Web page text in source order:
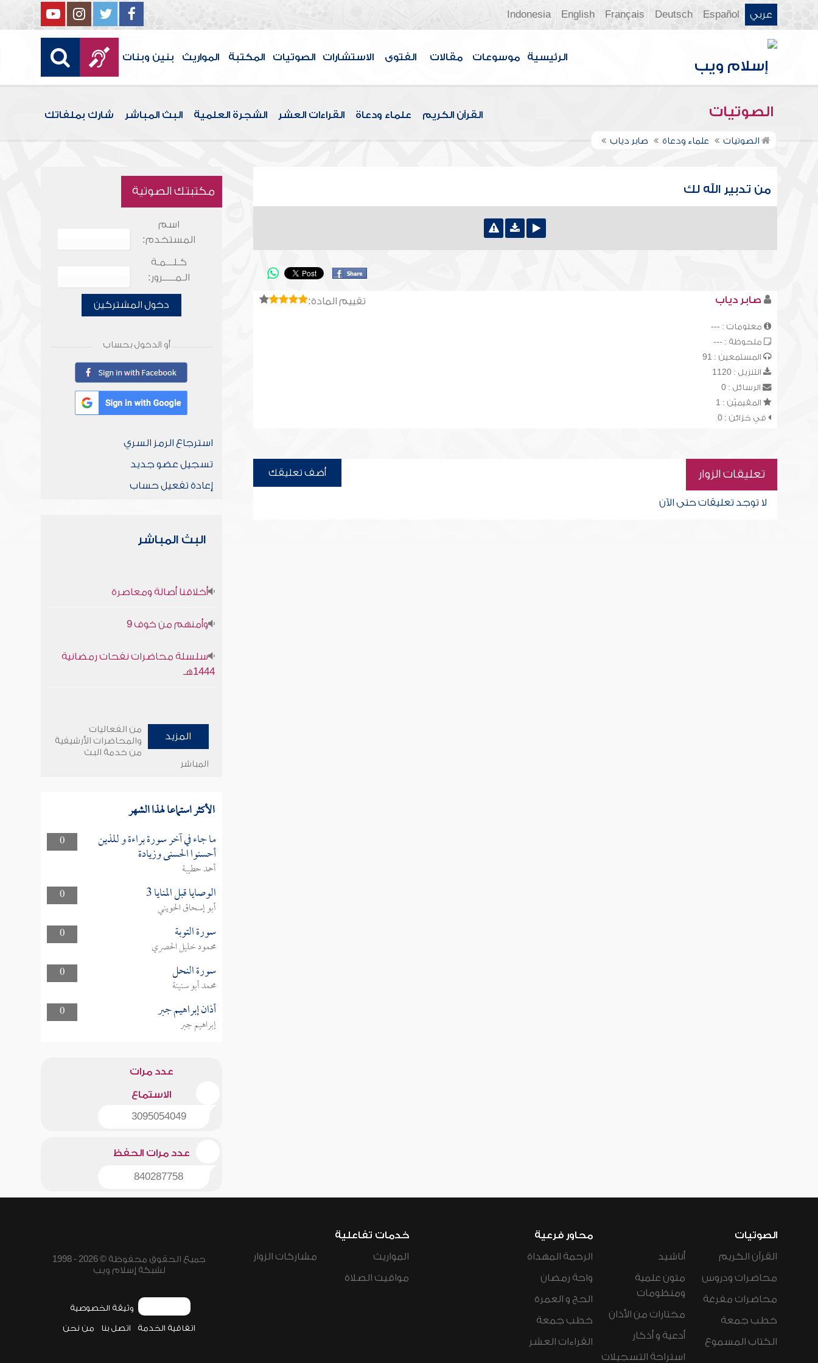
عربي Español
Deutsch
Français
English
Indonesia
الرئيسية موسوعات مقالات الفتوى الاستشارات الصوتيات المكتبة المواريث بنين وبنات
الصوتيات القرآن الكريم علماء ودعاة القراءات العشر الشجرة العلمية البث المباشر شارك بملفاتك
الصوتيات علماء ودعاة صابر دياب
من تدبير الله لك
تقييم المادة: صابر دياب
معلومات : ---
ملحوظة : ---
المستمعين : 91
التنزيل : 1120
الرسائل : 0
المقيميّن : 1
في خزائن : 0
تعليقات الزوار أضف تعليقك
لا توجد تعليقات حتى الآن
مكتبتك الصوتية
اسم
المستخدم:
كـلـــمـة
الـمـــــرور:
دخول المشتركين
أو الدخول بحساب
استرجاع الرمز السري
تسجيل عضو جديد
إعادة تفعيل حساب
البث المباشر
أخلاقنا أصالة ومعاصرة
وأمنهم من خوف 9
سلسلة محاضرات نفحات رمضانية
1444هـ
المزيد
من الفعاليات
والمحاضرات الأرشيفية
من خدمة البث
المباشر
الأكثر استماعا لهذا الشهر
0 ما جاء في آخر سورة براءة و للذين
أحسنوا الحسنى وزيادة
أحمد حطيبة
0
الوصايا قبل المنايا 3
أبو إسحاق الحويني
0
سورة التوبة
محمود خليل الحصري
0
سورة النحل
محمد أبو سنينة
0
أذان إبراهيم جبر
إبراهيم جبر
عدد مرات
الاستماع
3095054049
عدد مرات الحفظ
840287758
الصوتيات
القرآن الكريم
محاضرات ودروس
محاضرات مفرغة
خطب جمعة
الكتاب المسموع
أناشيد
متون علمية
ومنظومات
مختارات من الأذان
أدعية و أذكار
استراحة التسجيلات
محاور فرعية
الرحمة المهداة
واحة رمضان
الحج و العمرة
خطب جمعة
القراءات العشر
خدمات تفاعلية
المواريث
مواقيت الصلاة
مشاركات الزوار
جميع الحقوق محفوظة © 2026 - 1998
لشبكة إسلام ويب
وثيقة الخصوصية
اتفاقية الخدمة اتصل بنا من نحن